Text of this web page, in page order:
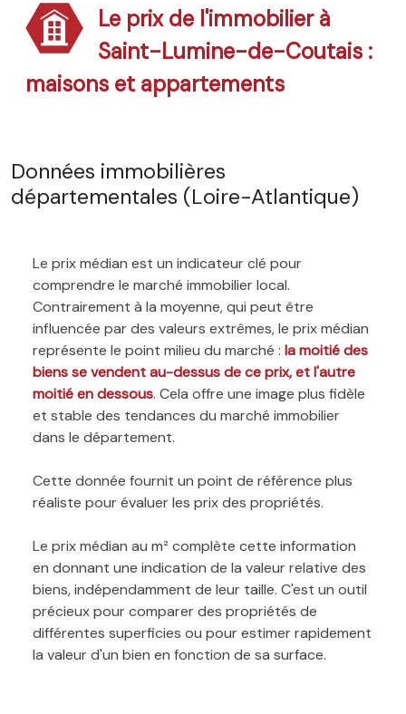
Le prix de l'immobilier à
Saint-Lumine-de-Coutais :
maisons et appartements
Données immobilières
départementales (Loire-Atlantique)
Le prix médian est un indicateur clé pour
comprendre le marché immobilier local.
Contrairement à la moyenne, qui peut être
influencée par des valeurs extrêmes, le prix médian
représente le point milieu du marché : la moitié des
biens se vendent au-dessus de ce prix, et l'autre
moitié en dessous. Cela offre une image plus fidèle
et stable des tendances du marché immobilier
dans le département.
Cette donnée fournit un point de référence plus
réaliste pour évaluer les prix des propriétés.
Le prix médian au m² complète cette information
en donnant une indication de la valeur relative des
biens, indépendamment de leur taille. C'est un outil
précieux pour comparer des propriétés de
différentes superficies ou pour estimer rapidement
la valeur d'un bien en fonction de sa surface.